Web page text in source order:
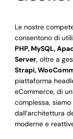
Le nostre
consentono di
PHP, MySQL,
Server, oltre a
Strapi,
piattaforma
eCommerce, di
complessa,
dall’architettura
moderne e